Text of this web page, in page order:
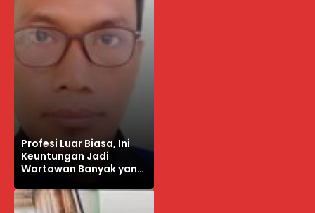
Profesi Luar Biasa, Ini
Keuntungan Jadi
Wartawan Banyak yang